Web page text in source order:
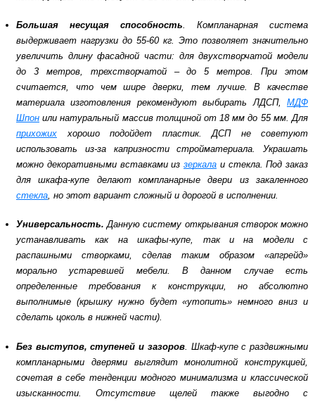
Большая несущая способность . Компланарная система
выдерживает нагрузки до 55-60 кг. Это позволяет значительно
увеличить длину фасадной части: для двухстворчатой модели
до 3 метров, трехстворчатой – до 5 метров. При этом
считается, что чем шире дверки, тем лучше. В качестве
материала изготовления рекомендуют выбирать ЛДСП, МДФ
Шпон или натуральный массив толщиной от 18 мм до 55 мм. Для
прихожих хорошо подойдет пластик. ДСП не советуют
использовать из-за капризности стройматериала. Украшать
можно декоративными вставками из зеркала и стекла. Под заказ
для шкафа-купе делают компланарные двери из закаленного
стекла , но этот вариант сложный и дорогой в исполнении.
Универсальность. Данную систему открывания створок можно
устанавливать как на шкафы-купе, так и на модели с
распашными створками, сделав таким образом «апгрейд»
морально устаревшей мебели. В данном случае есть
определенные требования к конструкции, но абсолютно
выполнимые (крышку нужно будет «утопить» немного вниз и
сделать цоколь в нижней части).
Без выступов, ступеней и зазоров. Шкаф-купе с раздвижными
компланарными дверями выглядит монолитной конструкцией,
сочетая в себе тенденции модного минимализма и классической
изысканности. Отсутствие щелей также выгодно с